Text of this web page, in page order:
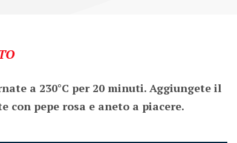
a 230°C per 20 minuti. Aggiungete il
pepe rosa e aneto a piacere.